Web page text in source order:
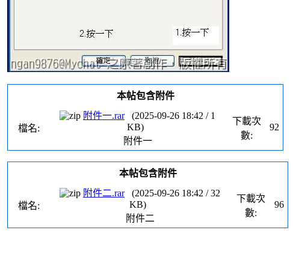
本帖包含附件
檔名:
附件一.rar(2025-09-26 18:42 / 1
KB)
附件一
下載次
數:
92
本帖包含附件
檔名:
附件二.rar(2025-09-26 18:42 /32
KB)
附件二
下載次
數:
96